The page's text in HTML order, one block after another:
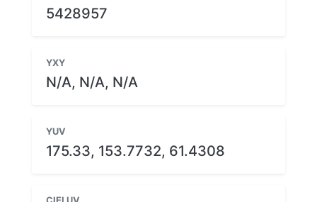
5428957
YXY
N/A, N/A, N/A
YUV
175.33, 153.7732, 61.4308
CIELUV